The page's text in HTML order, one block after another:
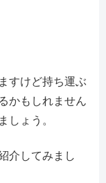
すけど持ち運ぶ
かもしれません
しょう。
介してみまし